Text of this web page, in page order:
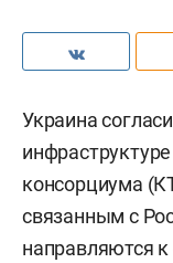
Украина
консорциума
связанным с
направляются